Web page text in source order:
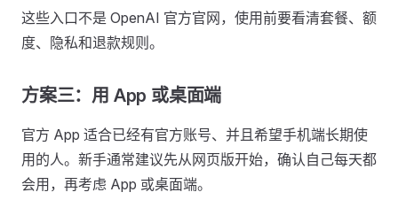
这些入口不是 OpenAI 官方官网，使用前要看清套餐、额
度、隐私和退款规则。
方案三：用 App 或桌面端
官方 App 适合已经有官方账号、并且希望手机端长期使
用的人。新手通常建议先从网页版开始，确认自己每天都
会用，再考虑 App 或桌面端。